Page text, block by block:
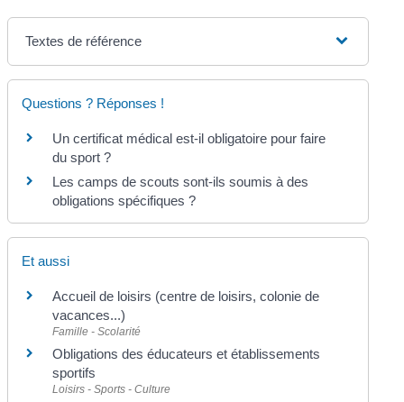
Textes de référence
Questions ? Réponses !
Un certificat médical est-il obligatoire pour faire
du sport ?
Les camps de scouts sont-ils soumis à des
obligations spécifiques ?
Et aussi
Accueil de loisirs (centre de loisirs, colonie de
vacances...)
Famille - Scolarité
Obligations des éducateurs et établissements
sportifs
Loisirs - Sports - Culture